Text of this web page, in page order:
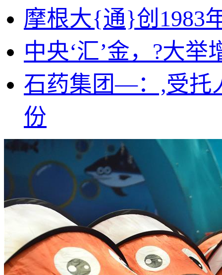
摩根大{通}创1983
中央‘汇’金，?大举
石药集团—：,受托
份